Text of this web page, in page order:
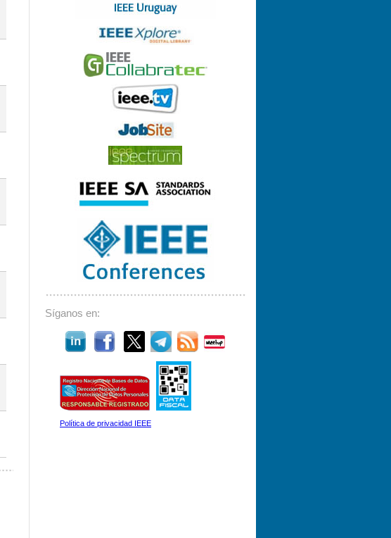
Síganos en:
Política de privacidad IEEE